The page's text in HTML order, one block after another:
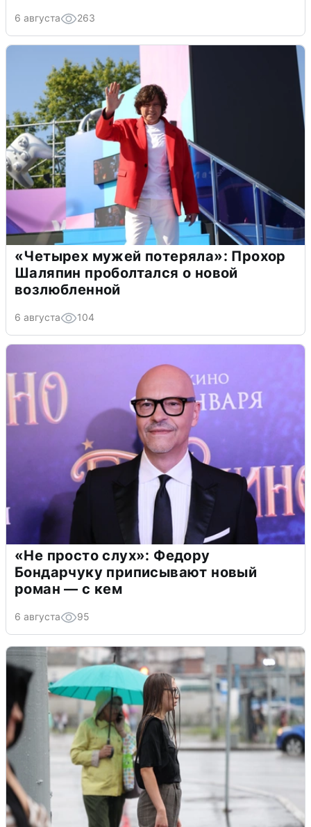
6 августа 263
«Четырех мужей потеряла»: Прохор
Шаляпин проболтался о новой
возлюбленной
6 августа 104
«Не просто слух»: Федору
Бондарчуку приписывают новый
роман — с кем
6 августа 95